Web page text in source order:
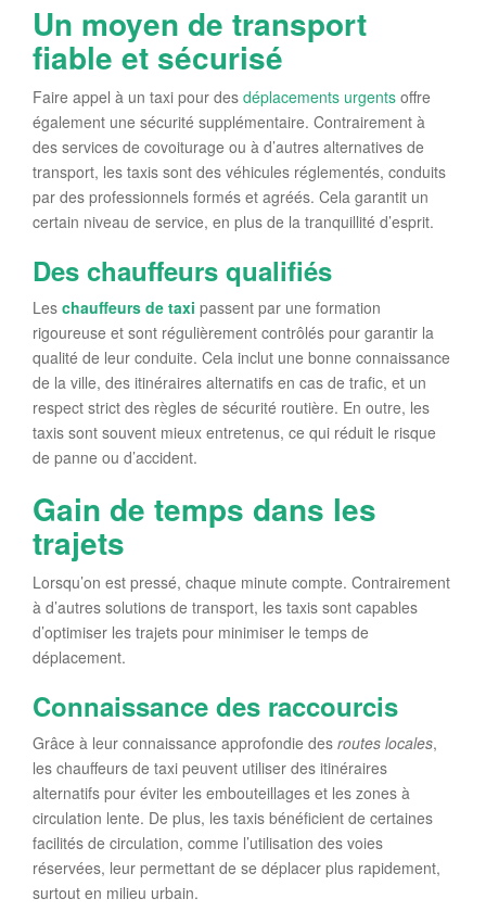
Un moyen de transport
fiable et sécurisé
Faire appel à un taxi pour des déplacements urgents offre
également une sécurité supplémentaire. Contrairement à
des services de covoiturage ou à d’autres alternatives de
transport, les taxis sont des véhicules réglementés, conduits
par des professionnels formés et agréés. Cela garantit un
certain niveau de service, en plus de la tranquillité d’esprit.
Des chauffeurs qualifiés
Les chauffeurs de taxi passent par une formation
rigoureuse et sont régulièrement contrôlés pour garantir la
qualité de leur conduite. Cela inclut une bonne connaissance
de la ville, des itinéraires alternatifs en cas de trafic, et un
respect strict des règles de sécurité routière. En outre, les
taxis sont souvent mieux entretenus, ce qui réduit le risque
de panne ou d’accident.
Gain de temps dans les
trajets
Lorsqu’on est pressé, chaque minute compte. Contrairement
à d’autres solutions de transport, les taxis sont capables
d’optimiser les trajets pour minimiser le temps de
déplacement.
Connaissance des raccourcis
Grâce à leur connaissance approfondie des routes locales,
les chauffeurs de taxi peuvent utiliser des itinéraires
alternatifs pour éviter les embouteillages et les zones à
circulation lente. De plus, les taxis bénéficient de certaines
facilités de circulation, comme l’utilisation des voies
réservées, leur permettant de se déplacer plus rapidement,
surtout en milieu urbain.